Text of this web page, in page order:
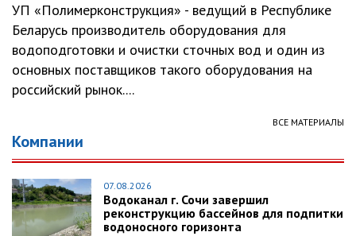
УП «Полимерконструкция» - ведущий в Республике
Беларусь производитель оборудования для
водоподготовки и очистки сточных вод и один из
основных поставщиков такого оборудования на
российский рынок....
ВСЕ МАТЕРИАЛЫ
Компании
07.08.2026
Водоканал г. Сочи завершил
реконструкцию бассейнов для подпитки
водоносного горизонта